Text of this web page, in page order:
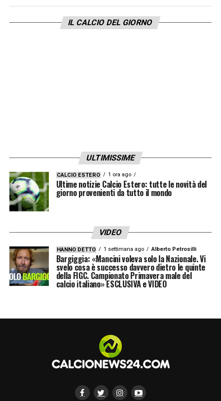
IL CALCIO DEL GIORNO
ULTIMISSIME
CALCIO ESTERO 1 ora ago
Ultime notizie Calcio Estero: tutte le novità del
giorno provenienti da tutto il mondo
VIDEO
HANNO DETTO 1 settimana ago Alberto Petrosilli
Bargiggia: «Mancini voleva solo la Nazionale. Vi
svelo cosa è successo davvero dietro le quinte
della FIGC. Campionato Primavera male del
calcio italiano» ESCLUSIVA e VIDEO